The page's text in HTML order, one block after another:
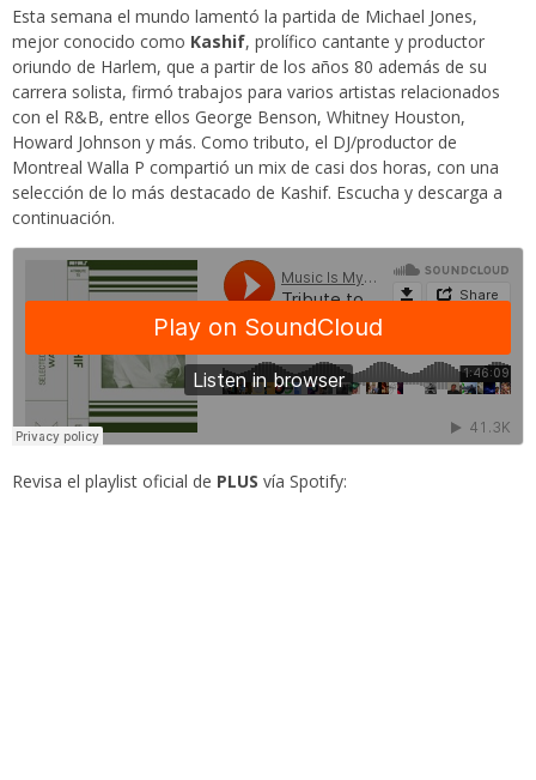
Esta semana el mundo lamentó la partida de Michael Jones,
mejor conocido como Kashif, prolífico cantante y productor
oriundo de Harlem, que a partir de los años 80 además de su
carrera solista, firmó trabajos para varios artistas relacionados
con el R&B, entre ellos George Benson, Whitney Houston,
Howard Johnson y más. Como tributo, el DJ/productor de
Montreal Walla P compartió un mix de casi dos horas, con una
selección de lo más destacado de Kashif. Escucha y descarga a
continuación.
Revisa el playlist oficial de PLUS vía Spotify: